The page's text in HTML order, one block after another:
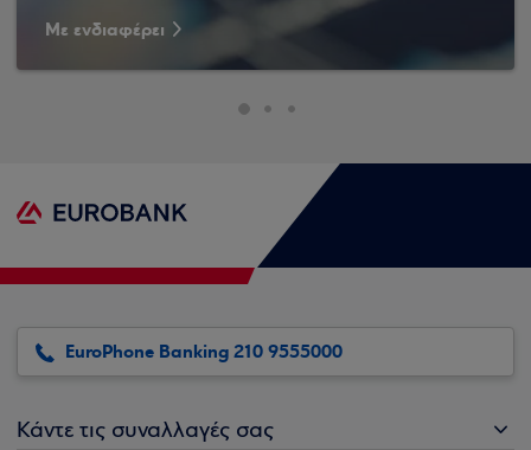
Με ενδιαφέρει
EuroPhone Banking 210 9555000
Κάντε τις συναλλαγές σας